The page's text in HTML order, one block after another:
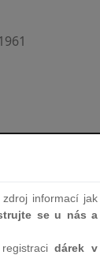
141
informací jak
se u nás a
registracidárek v